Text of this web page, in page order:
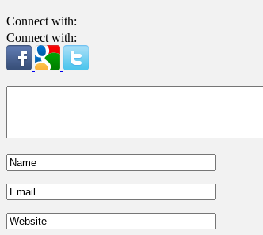
Connect with:
Connect with: